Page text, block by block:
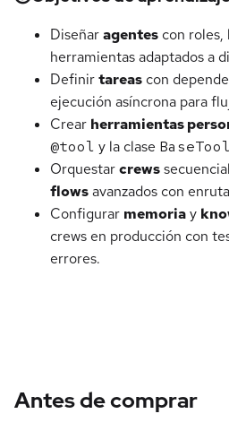
Diseñaragentes con roles,
herramientas adaptados a
Definirtareas con
ejecución asíncrona para
Crear herramientas
@tool y la clase BaseTool
Orquestarcrews
flowsavanzados con
Configurar memoriay
crews en producción con
errores.
Antes de comprar